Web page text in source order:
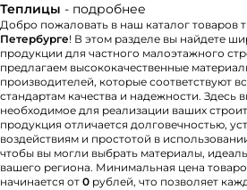
Теплицы - подробнее
Добро пожаловать в наш каталог товаров
Петербурге! В этом разделе вы найдете
продукции для частного малоэтажного
предлагаем высококачественные
производителей, которые соответствуют
стандартам качества и надежности. Здесь
необходимое для реализации ваших
продукция отличается долговечностью,
воздействиям и простотой в
чтобы вы могли выбрать материалы,
вашего региона. Минимальная цена
начинается от 0 рублей, что позволяет